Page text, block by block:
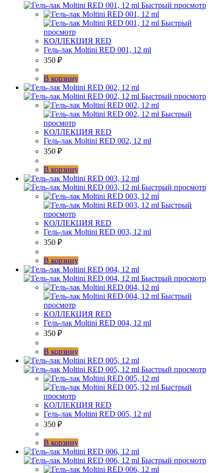
Быстрый просмотр
Быстрый
просмотр
КОЛЛЕКЦИЯ RED
Гель-лак Moltini RED 001, 12 ml
350 ₽
В корзину
Быстрый просмотр
Быстрый
просмотр
КОЛЛЕКЦИЯ RED
Гель-лак Moltini RED 002, 12 ml
350 ₽
В корзину
Быстрый просмотр
Быстрый
просмотр
КОЛЛЕКЦИЯ RED
Гель-лак Moltini RED 003, 12 ml
350 ₽
В корзину
Быстрый просмотр
Быстрый
просмотр
КОЛЛЕКЦИЯ RED
Гель-лак Moltini RED 004, 12 ml
350 ₽
В корзину
Быстрый просмотр
Быстрый
просмотр
КОЛЛЕКЦИЯ RED
Гель-лак Moltini RED 005, 12 ml
350 ₽
В корзину
Быстрый просмотр